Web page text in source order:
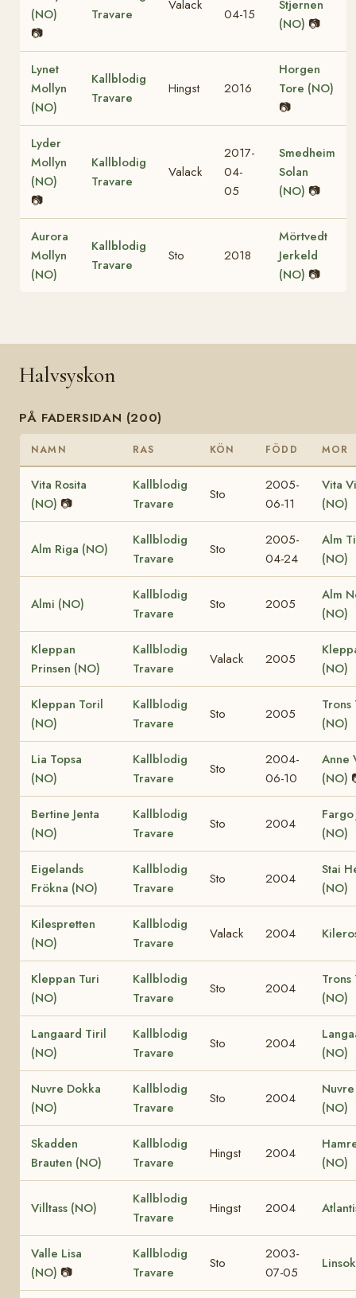
(NO)
📷
Travare
Valack
04-15
Stjernen
(NO) 📷
Lynet
Mollyn
(NO)
Kallblodig
Travare
Hingst 2016
Horgen
Tore (NO)
📷
Lyder
Mollyn
(NO)
📷
Kallblodig
Travare
Valack
2017-
04-
05
Smedheim
Solan
(NO) 📷
Aurora
Mollyn
(NO)
Kallblodig
Travare
Sto 2018
Mörtvedt
Jerkeld
(NO) 📷
Halvsyskon
PÅ FADERSIDAN (200)
NAMN RAS KÖN FÖDD MOR
Vita Rosita
(NO) 📷
Kallblodig
Travare
Sto
2005-
06-11
Vita
(NO)
Alm Riga (NO)
Kallblodig
Travare
Sto
2005-
04-24
Alm
(NO)
Almi (NO)
Kallblodig
Travare
Sto 2005
Alm
(NO)
Kleppan
Prinsen (NO)
Kallblodig
Travare
Valack 2005
(NO)
Kleppan Toril
(NO)
Kallblodig
Travare
Sto 2005
Trons
(NO)
Lia Topsa
(NO)
Kallblodig
Travare
Sto
2004-
06-10
Anne
(NO)
Bertine Jenta
(NO)
Kallblodig
Travare
Sto 2004
Fargo
(NO)
Eigelands
Frökna (NO)
Kallblodig
Travare
Sto 2004
Stai
(NO)
Kilespretten
(NO)
Kallblodig
Travare
Valack 2004
Kleppan Turi
(NO)
Kallblodig
Travare
Sto 2004
Trons
(NO)
Langaard Tiril
(NO)
Kallblodig
Travare
Sto 2004
(NO)
Nuvre Dokka
(NO)
Kallblodig
Travare
Sto 2004
Nuvre
(NO)
Skadden
Brauten (NO)
Kallblodig
Travare
Hingst 2004
(NO)
Villtass (NO)
Kallblodig
Travare
Hingst 2004
Valle Lisa
(NO) 📷
Kallblodig
Travare
Sto
2003-
07-05